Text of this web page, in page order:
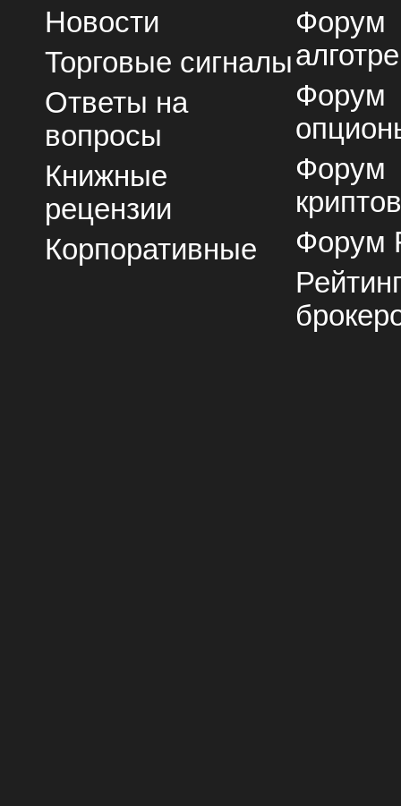
Новости
Торговые сигналы
Ответы на
вопросы
Книжные
рецензии
Корпоративные
Форум
Форум
Форум
Форум